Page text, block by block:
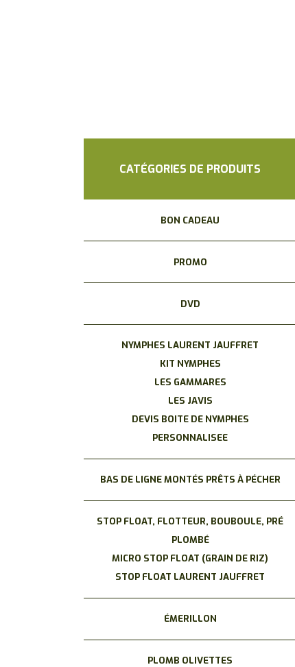
CATÉGORIES DE PRODUITS
BON CADEAU
PROMO
DVD
NYMPHES LAURENT JAUFFRET
KIT NYMPHES
LES GAMMARES
LES JAVIS
DEVIS BOITE DE NYMPHES
PERSONNALISEE
BAS DE LIGNE MONTÉS PRÊTS À PÉCHER
STOP FLOAT, FLOTTEUR, BOUBOULE, PRÉ
PLOMBÉ
MICRO STOP FLOAT (GRAIN DE RIZ)
STOP FLOAT LAURENT JAUFFRET
ÉMERILLON
PLOMB OLIVETTES